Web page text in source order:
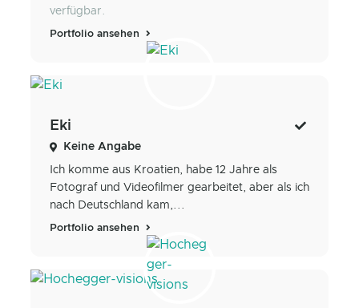
verfügbar.
Portfolio ansehen
Eki
Keine Angabe
Ich komme aus Kroatien, habe 12 Jahre als
Fotograf und Videofilmer gearbeitet, aber als ich
nach Deutschland kam,...
Portfolio ansehen